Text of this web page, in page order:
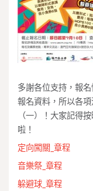
多謝各位支持，報
報名資料，所以各
（一）！大家記得
啦！
定向闖關_章程
音樂祭_章程
躲避球_章程